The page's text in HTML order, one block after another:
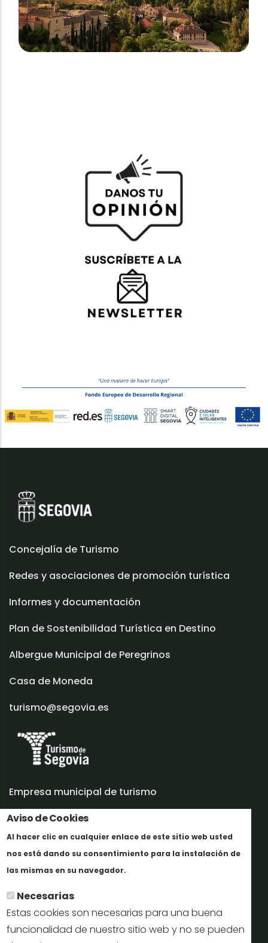
Aviso de Cookies
Al hacer clic en cualquier enlace de este sitio web usted
nos está dando su consentimiento para la instalación de
las mismas en su navegador.
Necesarias
Estas cookies son necesarias para una buena
funcionalidad de nuestro sitio web y no se pueden
Concejalía de Turismo
Redes y asociaciones de promoción turística
Informes y documentación
Plan de Sostenibilidad Turística en Destino
Albergue Municipal de Peregrinos
Casa de Moneda
turismo@segovia.es
Empresa municipal de turismo
Trabaja con nosotros
Informes y documentación
Perfil del contratante
Oficinas de Turismo
reservas@turismodesegovia.com